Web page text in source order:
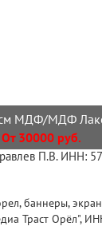
МДФ/МДФ
От 30000 руб.
П.В. ИНН:
Траст Орёл",